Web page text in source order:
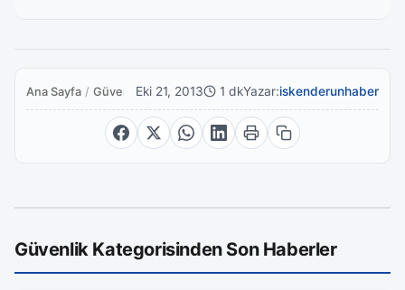
Ana Sayfa / GüvenlikEki 21, 2013 1 dkYazar:iskenderunhaber
Güvenlik Kategorisinden Son Haberler